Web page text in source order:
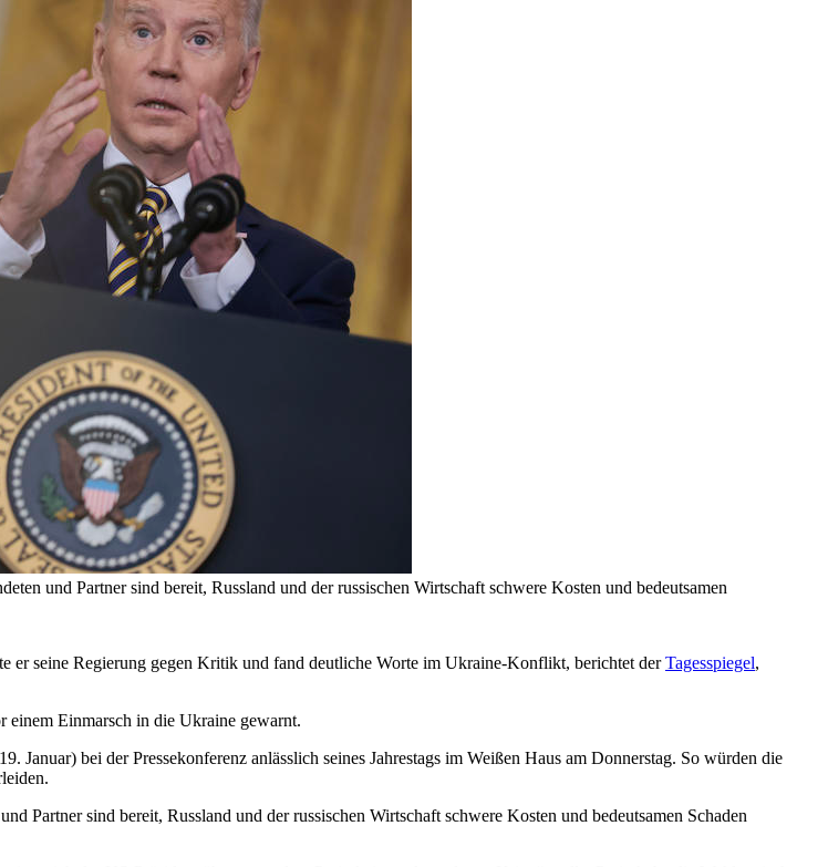
und Partner sind bereit, Russland und der russischen Wirtschaft schwere Kosten und bedeutsamen
er seine Regierung gegen Kritik und fand deutliche Worte im Ukraine-Konflikt, berichtet derTagesspiegel,
einem Einmarsch in die Ukraine gewarnt.
bei der Pressekonferenz anlässlich seines Jahrestags im Weißen Haus am Donnerstag. So würden die
Partner sind bereit, Russland und der russischen Wirtschaft schwere Kosten und bedeutsamen Schaden